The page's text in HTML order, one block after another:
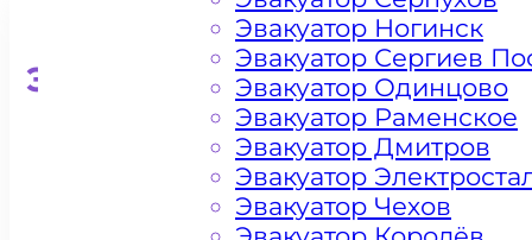
Эвакуатор для
Эвакуатор Ногинск
Эвакуатор Сергиев
Эвакуатор Одинцово
Эвакуатор Раменское
Эвакуатор Дмитров
Эвакуатор
Эвакуатор Чехов